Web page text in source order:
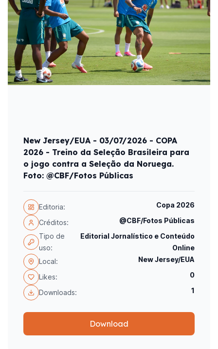
New Jersey/EUA - 03/07/2026 - COPA
2026 - Treino da Seleção Brasileira para
o jogo contra a Seleção da Noruega.
Foto: @CBF/Fotos Públicas
Editoria: Copa 2026
Créditos:
@CBF/Fotos Públicas
Tipo de
uso:
Editorial Jornalístico e Conteúdo
Online
Local:
New Jersey/EUA
Likes: 0
Downloads: 1
Download